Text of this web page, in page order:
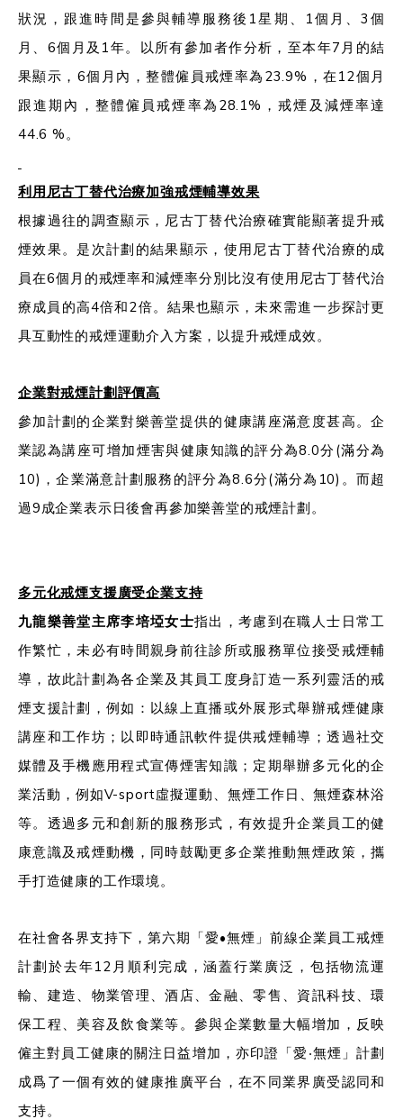
狀況，跟進時間是參與輔導服務後1星期、1個月、3個
月、6個月及1年。以所有參加者作分析，至本年7月的結
果顯示，6個月內，整體僱員戒煙率為23.9%，在12個月
跟進期內，整體僱員戒煙率為28.1%，戒煙及減煙率達
44.6 %。
利用尼古丁替代治療加強戒煙輔導效果
根據過往的調查顯示，尼古丁替代治療確實能顯著提升戒
煙效果。是次計劃的結果顯示，使用尼古丁替代治療的成
員在6個月的戒煙率和減煙率分別比沒有使用尼古丁替代治
療成員的高4倍和2倍。結果也顯示，未來需進一步探討更
具互動性的戒煙運動介入方案，以提升戒煙成效。
企業對戒煙計劃評價高
參加計劃的企業對樂善堂提供的健康講座滿意度甚高。企
業認為講座可增加煙害與健康知識的評分為8.0分(滿分為
10)，企業滿意計劃服務的評分為8.6分(滿分為10)。而超
過9成企業表示日後會再參加樂善堂的戒煙計劃。
多元化戒煙支援廣受企業支持
九龍樂善堂主席李培埡女士指出，考慮到在職人士日常工
作繁忙，未必有時間親身前往診所或服務單位接受戒煙輔
導，故此計劃為各企業及其員工度身訂造一系列靈活的戒
煙支援計劃，例如：以線上直播或外展形式舉辦戒煙健康
講座和工作坊；以即時通訊軟件提供戒煙輔導；透過社交
媒體及手機應用程式宣傳煙害知識；定期舉辦多元化的企
業活動，例如V-sport虛擬運動、無煙工作日、無煙森林浴
等。透過多元和創新的服務形式，有效提升企業員工的健
康意識及戒煙動機，同時鼓勵更多企業推動無煙政策，攜
手打造健康的工作環境。
在社會各界支持下，第六期「愛•無煙」前線企業員工戒煙
計劃於去年12月順利完成，涵蓋行業廣泛，包括物流運
輸、建造、物業管理、酒店、金融、零售、資訊科技、環
保工程、美容及飲食業等。參與企業數量大幅增加，反映
僱主對員工健康的關注日益增加，亦印證「愛‧無煙」計劃
成爲了一個有效的健康推廣平台，在不同業界廣受認同和
支持。